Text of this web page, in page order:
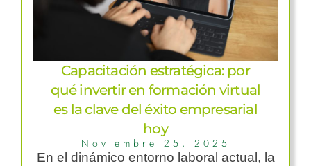
Capacitación estratégica: por
qué invertir en formación virtual
es la clave del éxito empresarial
hoy
Noviembre 25, 2025
En el dinámico entorno laboral actual, la